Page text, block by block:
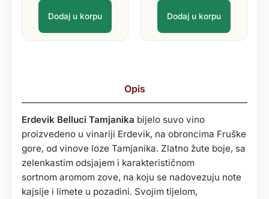
Dodaj u korpu Dodaj u korpu
Opis
Erdevik Belluci Tamjanika bijelo suvo vino
proizvedeno u vinariji Erdevik, na obroncima Fruške
gore, od vinove loze Tamjanika. Zlatno žute boje, sa
zelenkastim odsjajem i karakterističnom
sortnom aromom zove, na koju se nadovezuju note
kajsije i limete u pozadini. Svojim tijelom,